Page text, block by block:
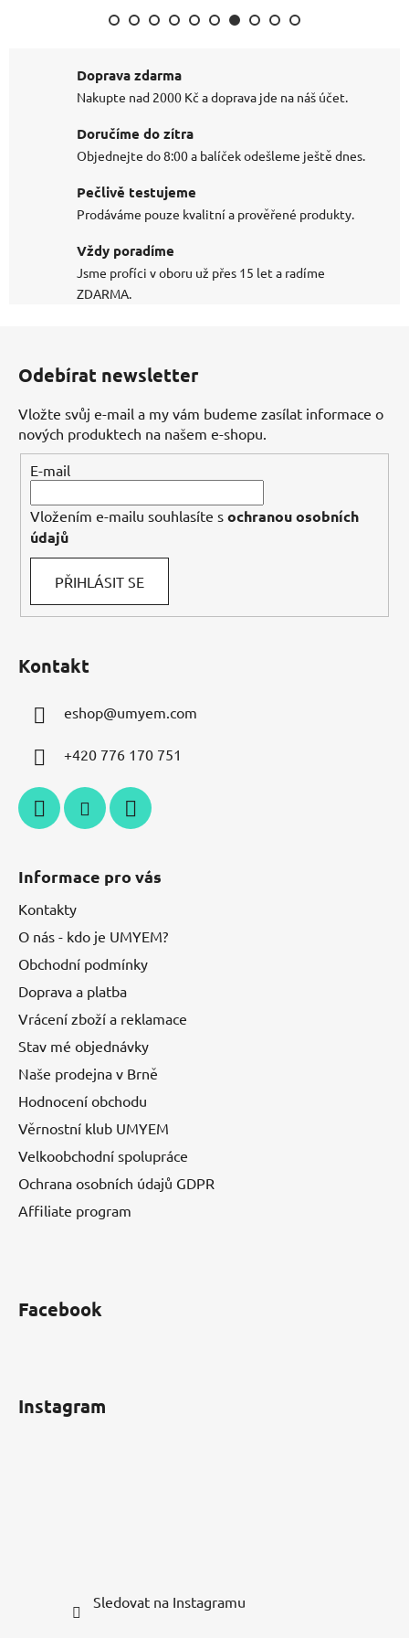
Doprava zdarma
Nakupte nad 2000 Kč a doprava jde na náš účet.
Doručíme do zítra
Objednejte do 8:00 a balíček odešleme ještě dnes.
Pečlivě testujeme
Prodáváme pouze kvalitní a prověřené produkty.
Vždy poradíme
Jsme profíci v oboru už přes 15 let a radíme
ZDARMA.
Odebírat newsletter
Vložte svůj e-mail a my vám budeme zasílat informace o
nových produktech na našem e-shopu.
E-mail
Vložením e-mailu souhlasíte s ochranou osobních
údajů
PŘIHLÁSIT SE
Kontakt
eshop@umyem.com
+420 776 170 751
Informace pro vás
Kontakty
O nás - kdo je UMYEM?
Obchodní podmínky
Doprava a platba
Vrácení zboží a reklamace
Stav mé objednávky
Naše prodejna v Brně
Hodnocení obchodu
Věrnostní klub UMYEM
Velkoobchodní spolupráce
Ochrana osobních údajů GDPR
Affiliate program
Facebook
Instagram
Sledovat na Instagramu